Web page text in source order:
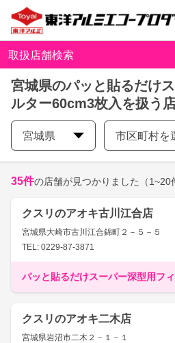
取扱店舗検索
宮城県のパッと貼るだけ
ルター60cm3枚入を扱う
宮城県 市区町村を
35件の店舗が見つかりました （1~20
クスリのアオキ古川江合店
宮城県大崎市古川江合錦町２－５－５
TEL: 0229-87-3871
パッと貼るだけスーパー深型用フ
クスリのアオキ二木店
宮城県岩沼市二木２－１－１